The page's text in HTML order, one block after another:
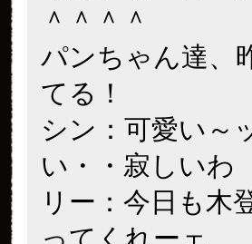
＾＾＾＾
パンちゃん達、
てる！
シン：可愛い～
い・・寂しいわ
リー：今日も木